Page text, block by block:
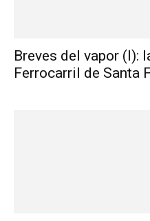
Breves del vapor (I):
Ferrocarril de Santa